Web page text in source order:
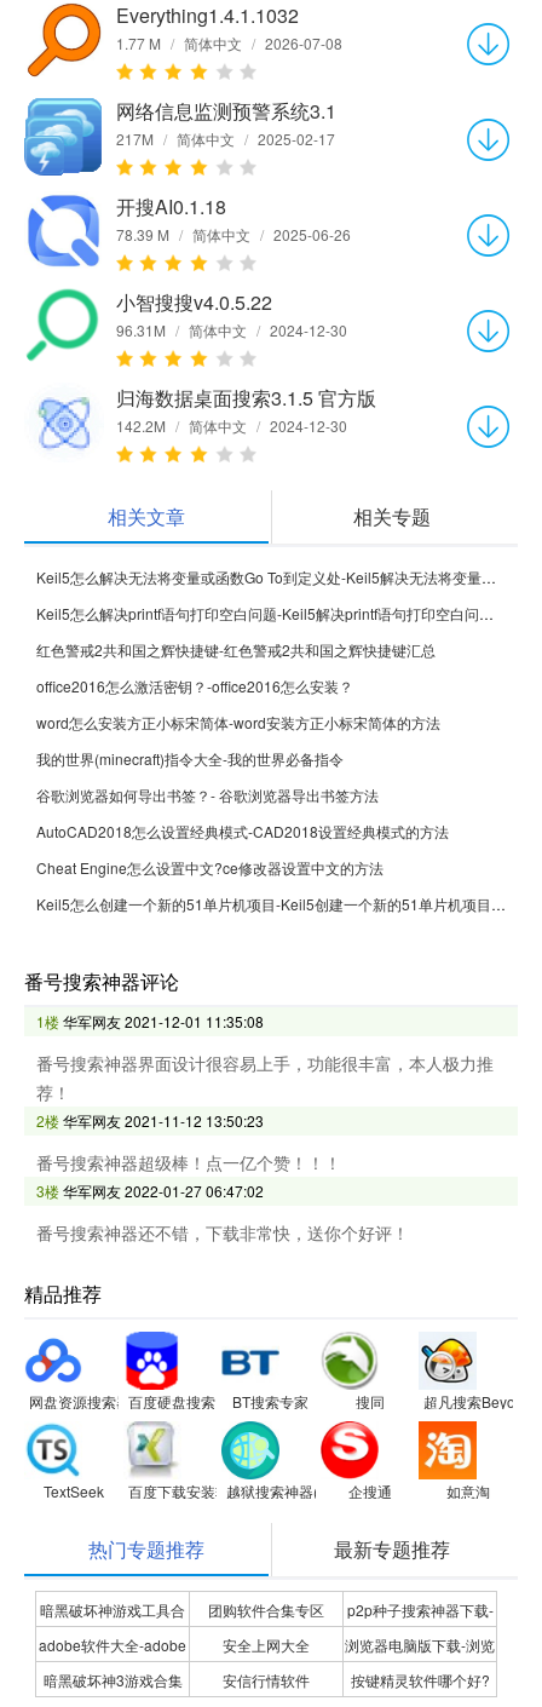
Everything1.4.1.1032
1.77 M / 简体中文 / 2026-07-08
网络信息监测预警系统3.1
217M / 简体中文 / 2025-02-17
开搜AI0.1.18
78.39 M / 简体中文 / 2025-06-26
小智搜搜v4.0.5.22
96.31M / 简体中文 / 2024-12-30
归海数据桌面搜索3.1.5 官方版
142.2M / 简体中文 / 2024-12-30
相关文章 相关专题
Keil5怎么解决无法将变量或函数Go To到定义处-Keil5解决无法将变量或函数Go To到定义处的方法
Keil5怎么解决printf语句打印空白问题-Keil5解决printf语句打印空白问题的方法
红色警戒2共和国之辉快捷键-红色警戒2共和国之辉快捷键汇总
office2016怎么激活密钥？-office2016怎么安装？
word怎么安装方正小标宋简体-word安装方正小标宋简体的方法
我的世界(minecraft)指令大全-我的世界必备指令
谷歌浏览器如何导出书签？- 谷歌浏览器导出书签方法
AutoCAD2018怎么设置经典模式-CAD2018设置经典模式的方法
Cheat Engine怎么设置中文?ce修改器设置中文的方法
Keil5怎么创建一个新的51单片机项目-Keil5创建一个新的51单片机项目的方法
番号搜索神器评论
1楼华军网友2021-12-01 11:35:08
番号搜索神器界面设计很容易上手，功能很丰富，本人极力推
荐！
2楼华军网友2021-11-12 13:50:23
番号搜索神器超级棒！点一亿个赞！！！
3楼华军网友2022-01-27 06:47:02
番号搜索神器还不错，下载非常快，送你个好评！
精品推荐
网盘资源搜索器百度硬盘搜索 BT搜索专家 搜同 超凡搜索
TextSeek 百度下载安装软件越狱搜索神器(breakprisonsearch)
企搜通 如意淘
热门专题推荐 最新专题推荐
暗黑破坏神游戏工具合
集
团购软件合集专区
p2p种子搜索神器下载-
P2P种子搜索神器专题
adobe软件大全-adobe
全系列软件下载-adobe
安全上网大全
浏览器电脑版下载-浏览
器下载合集
暗黑破坏神3游戏合集 安信行情软件
按键精灵软件哪个好?